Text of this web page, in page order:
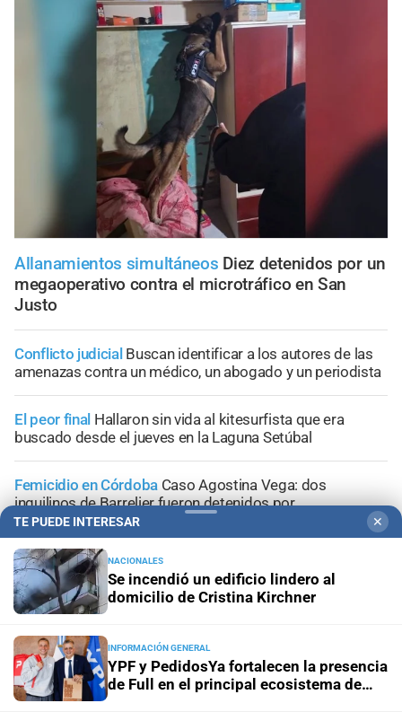
Allanamientos simultáneos Diez detenidos por un
megaoperativo contra el microtráfico en San
Justo
Conflicto judicial Buscan identificar a los autores de las
amenazas contra un médico, un abogado y un periodista
El peor final Hallaron sin vida al kitesurfista que era
buscado desde el jueves en la Laguna Setúbal
Femicidio en Córdoba Caso Agostina Vega: dos
inquilinos de Barrelier fueron detenidos por
encubrimiento agravado
Tribunales de Santa Fe
Caso Jeremías Monzón: nueva
imputación para la menor involucrada en el crimen
+Información General
TE PUEDE INTERESAR ✕
NACIONALES
Se incendió un edificio lindero al
domicilio de Cristina Kirchner
INFORMACIÓN GENERAL
YPF y PedidosYa fortalecen la presencia
de Full en el principal ecosistema de